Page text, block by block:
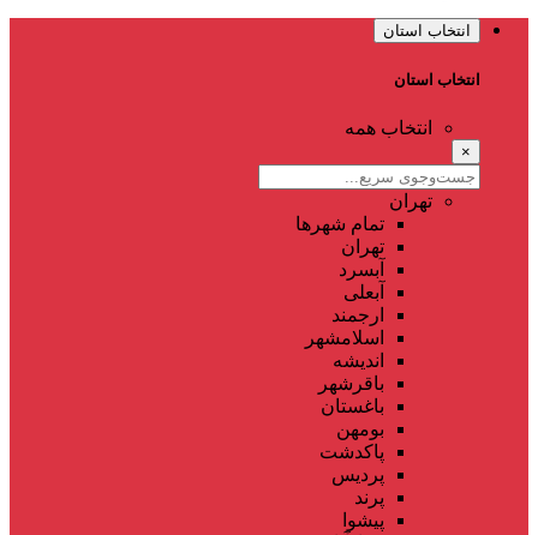
انتخاب استان
انتخاب استان
انتخاب همه
×
تهران
تمام شهر‌ها
تهران
آبسرد
آبعلی
ارجمند
اسلامشهر
اندیشه
باقرشهر
باغستان
بومهن
پاکدشت
پردیس
پرند
پیشوا